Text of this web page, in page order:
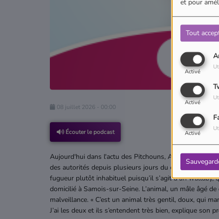
et pour
Tout
Activé
Activé
Activé
08 juillet 2026 - 00:00
Écouter le podcast
Aujourd'hui dans l'actu des Pitchouns, Ambre nous
des autorités depuis plusieurs jours du côté de forêt
fugueur plutôt inhabituel puisqu’il s’agit d’un wallaby,
domicilié à Samois-sur-Seine. L’animal, un mâle âgé
malveillance. « C’est un animal très gentil, doux, qui
J’ai les deux et ils s’entendent très bien, explique